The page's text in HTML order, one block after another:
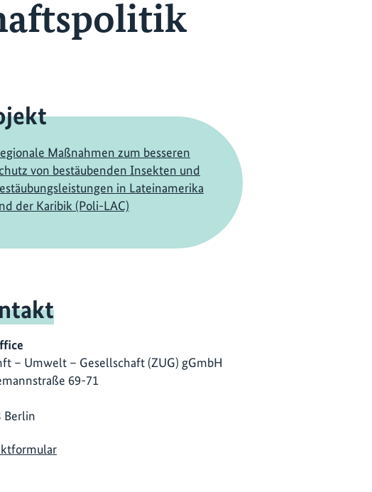
Maßnahmen zum besseren
von bestäubenden Insekten und
in Lateinamerika
der Karibik (Poli-LAC)
– Umwelt – Gesellschaft (ZUG) gGmbH
69-71
Berlin